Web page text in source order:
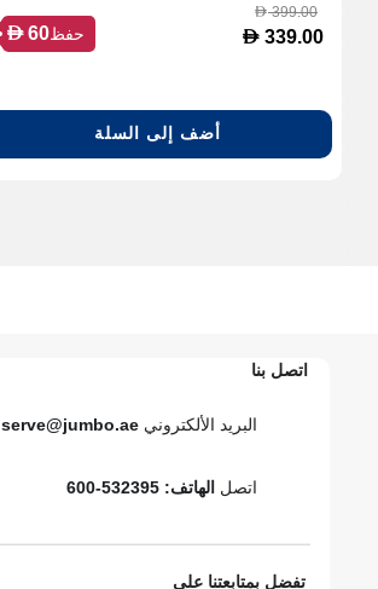
D399.00
D 339.00 حفظ D 60
أضف إلى السلة
اتصل بنا
البريد الألكتروني serve@jumbo.ae
اتصلالهاتف: 532395-600
تفضل بمتابعتنا على